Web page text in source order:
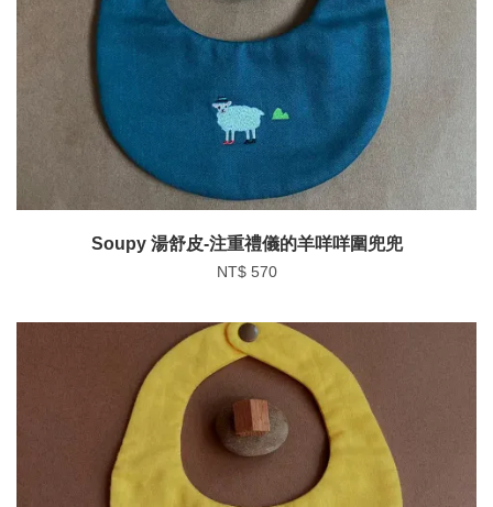
Soupy 湯舒皮-注重禮儀的羊咩咩圍兜兜
NT$ 570